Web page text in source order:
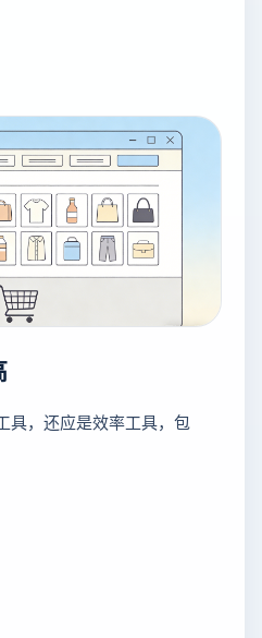
具，还应是效率工具，包